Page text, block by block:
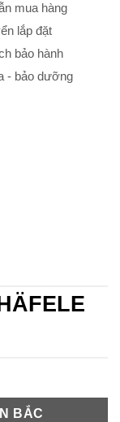
mua hàng
lắp đặt
bảo hành
- bảo dưỡng
BẮC